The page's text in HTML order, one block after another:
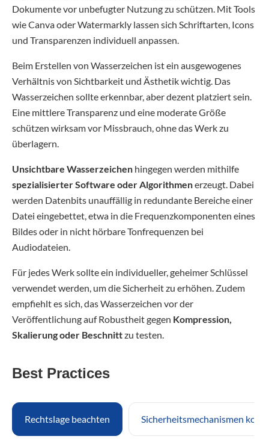
Dokumente vor unbefugter Nutzung zu schützen. Mit Tools
wie Canva oder Watermarkly lassen sich Schriftarten, Icons
und Transparenzen individuell anpassen.
Beim Erstellen von Wasserzeichen ist ein ausgewogenes
Verhältnis von Sichtbarkeit und Ästhetik wichtig. Das
Wasserzeichen sollte erkennbar, aber dezent platziert sein.
Eine mittlere Transparenz und eine moderate Größe
schützen wirksam vor Missbrauch, ohne das Werk zu
überlagern.
Unsichtbare Wasserzeichen hingegen werden mithilfe
spezialisierter Software oder Algorithmenerzeugt. Dabei
werden Datenbits unauffällig in redundante Bereiche einer
Datei eingebettet, etwa in die Frequenzkomponenten eines
Bildes oder in nicht hörbare Tonfrequenzen bei
Audiodateien.
Für jedes Werk sollte ein individueller, geheimer Schlüssel
verwendet werden, um die Sicherheit zu erhöhen. Zudem
empfiehlt es sich, das Wasserzeichen vor der
Veröffentlichung auf Robustheit gegen Kompression,
Skalierung oder Beschnittzu testen.
Best Practices
Rechtslage beachten Sicherheitsmechanismen